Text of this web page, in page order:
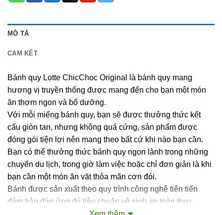
MÔ TẢ
CAM KẾT
Bánh quy Lotte ChicChoc Original là bánh quy mang
hương vị truyền thống được mang đến cho bạn một món
ăn thơm ngon và bổ dưỡng.
Với mỗi miếng bánh quy, bạn sẽ được thưởng thức kết
cấu giòn tan, nhưng không quá cứng, sản phẩm được
đóng gói tiện lợi nên mang theo bất cứ khi nào bạn cần.
Bạn có thể thưởng thức bánh quy ngon lành trong những
chuyến du lịch, trong giờ làm việc hoặc chỉ đơn giản là khi
bạn cần một món ăn vặt thỏa mãn cơn đói.
Bánh được sản xuất theo quy trình công nghệ tiên tiến
đảm bảo đáp ứng đủ tiêu chuẩn vệ sinh an toàn thực